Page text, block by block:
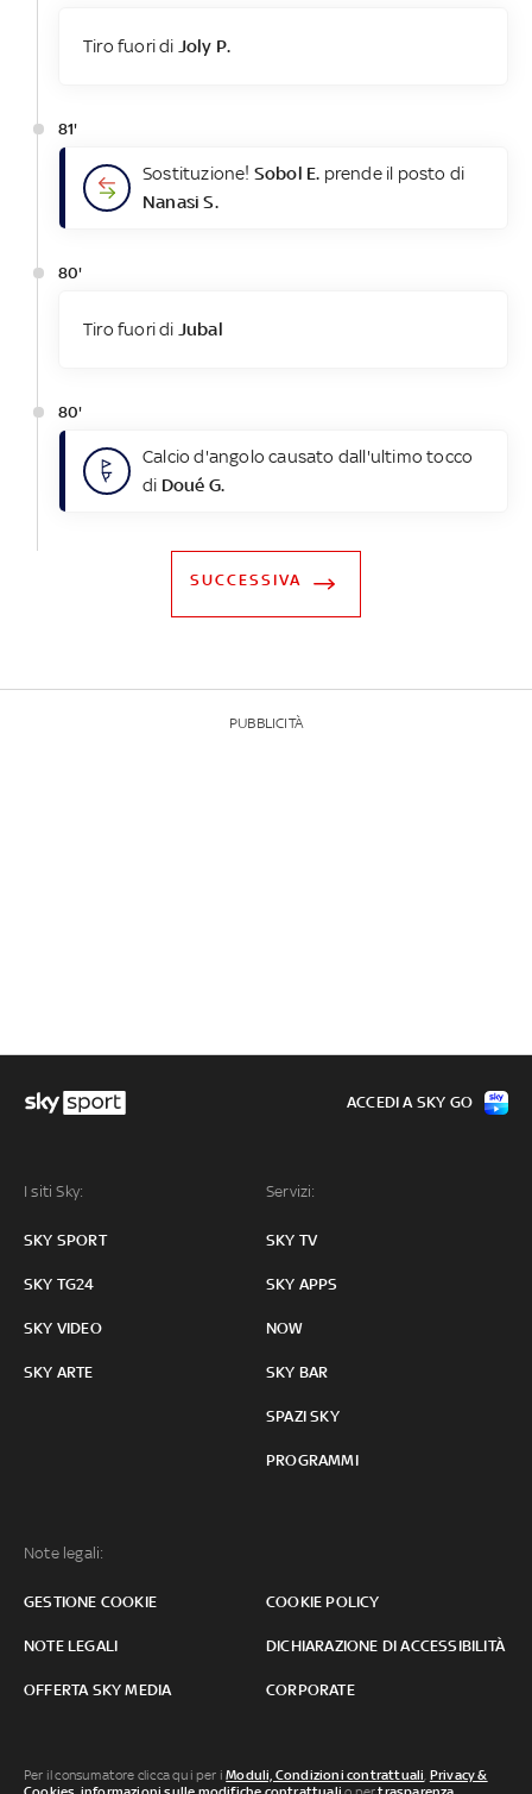
Tiro fuori di Joly P.
81'
Sostituzione! Sobol E. prende il posto di
Nanasi S.
80'
Tiro fuori di Jubal
80'
Calcio d'angolo causato dall'ultimo tocco
di Doué G.
SUCCESSIVA
PUBBLICITÀ
I siti Sky:
SKY SPORT
SKY TG24
SKY VIDEO
SKY ARTE
Servizi:
SKY TV
SKY APPS
NOW
SKY BAR
SPAZI SKY
PROGRAMMI
Note legali:
GESTIONE COOKIE COOKIE POLICY
NOTE LEGALI DICHIARAZIONE DI ACCESSIBILITÀ
OFFERTA SKY MEDIA CORPORATE
ACCEDI A SKY GO
Per il consumatore clicca qui per iModuli, Condizioni contrattuali, Privacy &